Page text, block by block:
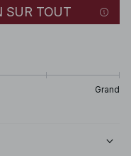
SUR TOUT
Grand